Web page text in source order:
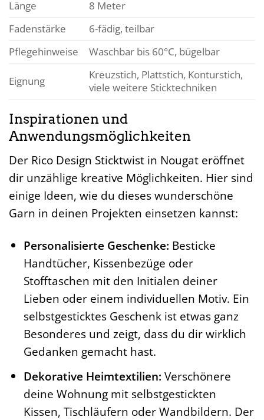
Länge
8 Meter
Fadenstärke
6-fädig, teilbar
Pflegehinweise
Waschbar bis 60°C, bügelbar
Eignung
Kreuzstich, Plattstich, Konturstich,
viele weitere Sticktechniken
Inspirationen und
Anwendungsmöglichkeiten
Der Rico Design Sticktwist in Nougat eröffnet
dir unzählige kreative Möglichkeiten. Hier sind
einige Ideen, wie du dieses wunderschöne
Garn in deinen Projekten einsetzen kannst:
Personalisierte Geschenke: Besticke
Handtücher, Kissenbezüge oder
Stofftaschen mit den Initialen deiner
Lieben oder einem individuellen Motiv. Ein
selbstgesticktes Geschenk ist etwas ganz
Besonderes und zeigt, dass du dir wirklich
Gedanken gemacht hast.
Dekorative Heimtextilien: Verschönere
deine Wohnung mit selbstgestickten
Kissen, Tischläufern oder Wandbildern. Der